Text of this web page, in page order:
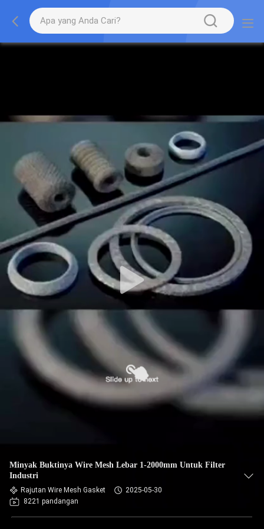
Minyak Buktinya Wire Mesh Lebar 1-2000mm Untuk Filter
Industri
Rajutan Wire Mesh Gasket
2025-05-30
8221 pandangan